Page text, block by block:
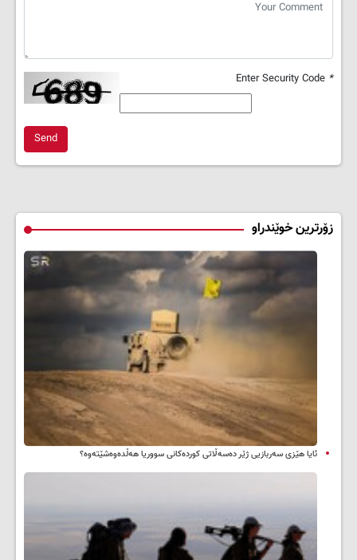
*
Send
زۆرترین خوێندراو
ئایا هێزی سەربازیی ژێر دەسەڵاتی کوردەکانی سووریا هەڵدەوەشێتەوە؟